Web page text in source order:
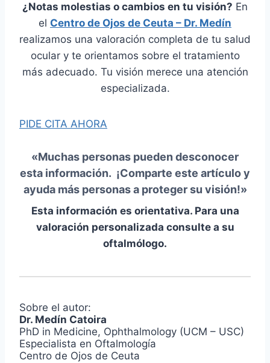
¿Notas molestias o cambios en tu visión? En
el Centro de Ojos de Ceuta – Dr. Medín
realizamos una valoración completa de tu salud
ocular y te orientamos sobre el tratamiento
más adecuado. Tu visión merece una atención
especializada.
PIDE CITA AHORA
«Muchas personas pueden desconocer
esta información. ¡Comparte este artículoy
ayuda más personas a proteger su visión!»
Esta información es orientativa. Para una
valoración personalizada consulte a su
oftalmólogo.
Sobre el autor:
Dr. Medín Catoira
PhD in Medicine, Ophthalmology (UCM – USC)
Especialista en Oftalmología
Centro de Ojos de Ceuta